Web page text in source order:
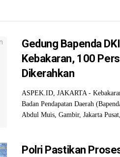
Gedung Bapenda
Kebakaran, 100
Dikerahkan
ASPEK.ID, JAKARTA -
Badan Pendapatan Daerah
Abdul Muis, Gambir, Jakarta Pusat,
Polri Pastikan